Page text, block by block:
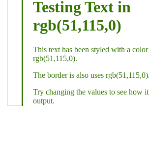
div class="textColor borderColor"
< h1>Testing Text in rgb(51,115,0)